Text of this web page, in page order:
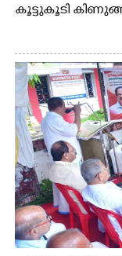
കൂട്ടുകൂടി